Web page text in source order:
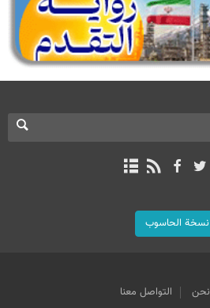
نسخة الحاسوب
التواصل معنا